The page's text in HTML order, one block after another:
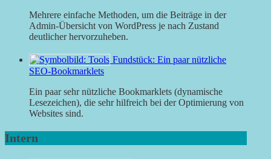
Mehrere einfache Methoden, um die Beiträge in der
Admin-Übersicht von WordPress je nach Zustand
deutlicher hervorzuheben.
Fundstück: Ein paar nützliche
SEO-Bookmarklets
Ein paar sehr nützliche Bookmarklets (dynamische
Lesezeichen), die sehr hilfreich bei der Optimierung von
Websites sind.
Intern